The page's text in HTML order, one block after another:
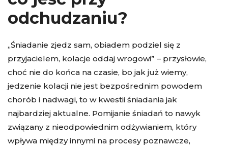
odchudzaniu?
„Śniadanie zjedz sam, obiadem podziel się z
przyjacielem, kolacje oddaj wrogowi” – przysłowie,
choć nie do końca na czasie, bo jak już wiemy,
jedzenie kolacji nie jest bezpośrednim powodem
chorób i nadwagi, to w kwestii śniadania jak
najbardziej aktualne. Pomijanie śniadań to nawyk
związany z nieodpowiednim odżywianiem, który
wpływa między innymi na procesy poznawcze,